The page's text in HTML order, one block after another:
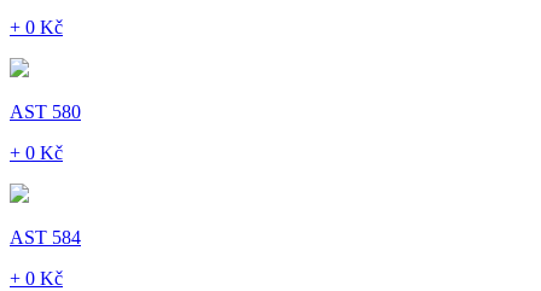
+ 0 Kč
AST 580
+ 0 Kč
AST 584
+ 0 Kč